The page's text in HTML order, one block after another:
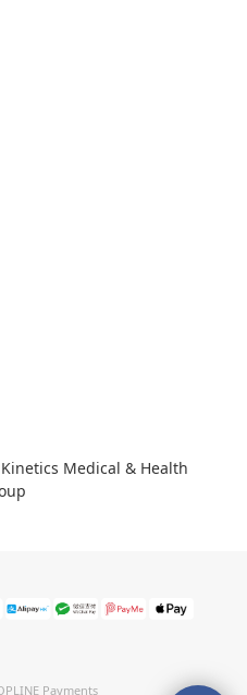
Medical & Health
Payments